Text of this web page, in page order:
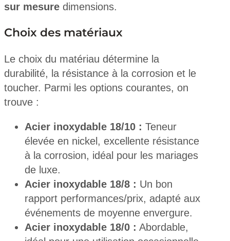
sur mesure dimensions.
Choix des matériaux
Le choix du matériau détermine la
durabilité, la résistance à la corrosion et le
toucher. Parmi les options courantes, on
trouve :
Acier inoxydable 18/10 : Teneur
élevée en nickel, excellente résistance
à la corrosion, idéal pour les mariages
de luxe.
Acier inoxydable 18/8 : Un bon
rapport performances/prix, adapté aux
événements de moyenne envergure.
Acier inoxydable 18/0 : Abordable,